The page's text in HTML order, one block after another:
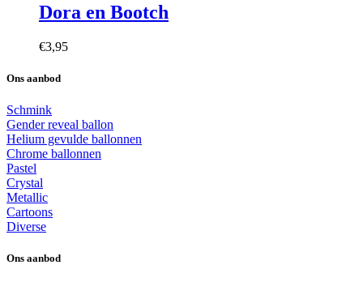
Dora en Bootch
€3,95
Ons aanbod
Schmink
Gender reveal ballon
Helium gevulde ballonnen
Chrome ballonnen
Pastel
Crystal
Metallic
Cartoons
Diverse
Ons aanbod